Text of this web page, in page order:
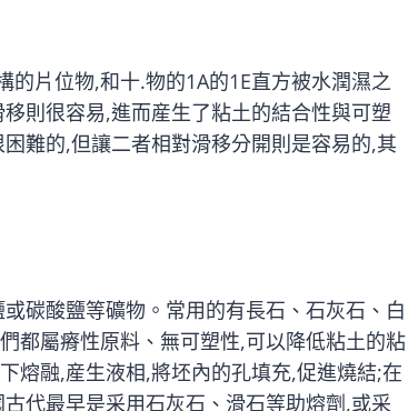
片位物,和十.物的1A的1E直方被水潤濕之
則很容易,進而産生了粘土的結合性與可塑
難的,但讓二者相對滑移分開則是容易的,其
碳酸鹽等礦物。常用的有長石、石灰石、白
都屬瘠性原料、無可塑性,可以降低粘土的粘
熔融,産生液相,將坯內的孔填充,促進燒結;在
代最早是采用石灰石、滑石等助熔劑,或采